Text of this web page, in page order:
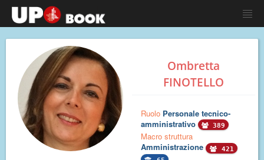
Ombretta
FINOTELLO
Ruolo Personale tecnico-
amministrativo
389
Macro struttura
Amministrazione
421